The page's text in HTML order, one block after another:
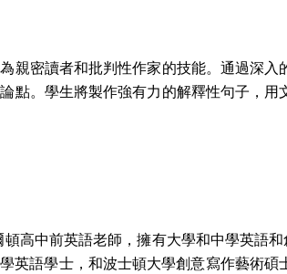
親密讀者和批判性作家的技能。通過深
點。學生將製作強有力的解釋性句子，用
高中前英語老師，擁有大學和中學英語
英語學士，和波士頓大學創意寫作藝術碩